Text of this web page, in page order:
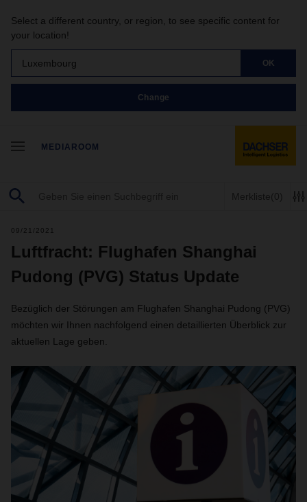
Select a different country, or region, to see specific content for
your location!
Luxembourg OK
Change
MEDIAROOM
Merkliste(0)
09/21/2021
Luftfracht: Flughafen Shanghai
Pudong (PVG) Status Update
Bezüglich der Störungen am Flughafen Shanghai Pudong (PVG)
möchten wir Ihnen nachfolgend einen detaillierten Überblick zur
aktuellen Lage geben.